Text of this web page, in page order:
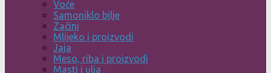
Voće
Samoniklo bilje
Začini
Mlijeko i proizvodi
Jaja
Meso, riba i proizvodi
Masti i ulja